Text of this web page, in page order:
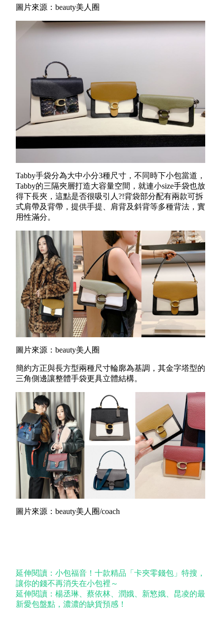
圖片來源：beauty美人圈
Tabby手袋分為大中小分3種尺寸，不同時下小包當道，
Tabby的三隔夾層打造大容量空間，就連小size手袋也放
得下長夾，這點是否很吸引人?!背袋部分配有兩款可拆
式肩帶及背帶，提供手提、肩背及斜背等多種背法，實
用性滿分。
圖片來源：beauty美人圈
簡約方正與長方型兩種尺寸輪廓為基調，其金字塔型的
三角側邊讓整體手袋更具立體結構。
圖片來源：beauty美人圈/coach
延伸閱讀：小包福音！十款精品「卡夾零錢包」特搜，
讓你的錢不再消失在小包裡～
延伸閱讀：楊丞琳、蔡依林、潤娥、新慜娥、昆凌的最
新愛包盤點，濃濃的缺貨預感！